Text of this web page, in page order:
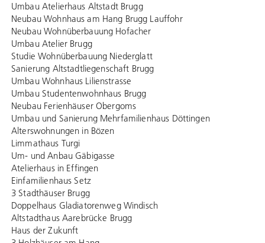
Umbau Atelierhaus Altstadt Brugg
Neubau Wohnhaus am Hang Brugg Lauffohr
Neubau Wohnüberbauung Hofacher
Umbau Atelier Brugg
Studie Wohnüberbauung Niederglatt
Sanierung Altstadtliegenschaft Brugg
Umbau Wohnhaus Lilienstrasse
Umbau Studentenwohnhaus Brugg
Neubau Ferienhäuser Obergoms
Umbau und Sanierung Mehrfamilienhaus Döttingen
Alterswohnungen in Bözen
Limmathaus Turgi
Um- und Anbau Gäbigasse
Atelierhaus in Effingen
Einfamilienhaus Setz
3 Stadthäuser Brugg
Doppelhaus Gladiatorenweg Windisch
Altstadthaus Aarebrücke Brugg
Haus der Zukunft